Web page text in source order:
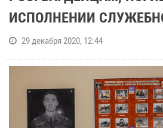
ИСПОЛНЕНИИ
29 декабря 2020, 12:44